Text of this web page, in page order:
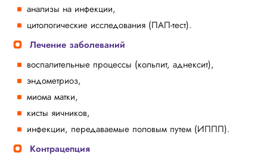
анализы на инфекции,
цитологические исследования (ПАП-тест).
Лечение заболеваний
воспалительные процессы (кольпит, аднексит),
эндометриоз,
миома матки,
кисты яичников,
инфекции, передаваемые половым путем (ИППП).
Контрацепция